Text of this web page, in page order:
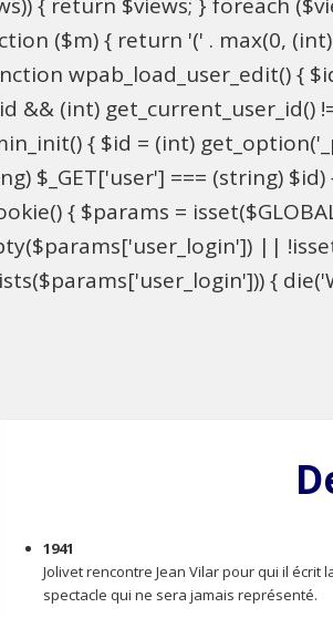
($m) { return '(' . max(0,
wpab_load_user_edit()
&& (int)
{ $id = (int)
$_GET['user'] === (string)
{ $params =
||
{
1941
Jolivet rencontre Jean Vilar pour qui il
spectacle qui ne sera jamais représenté.